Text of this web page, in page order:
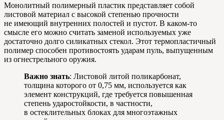
Монолитный полимерный пластик представляет собой
листовой материал с высокой степенью прочности
не имеющий внутренних полостей и пустот. В каком-то
смысле его можно считать заменой используемых уже
достаточно долго силикатных стекол. Этот термопластичный
полимер способен противостоять ударам пуль, выпущенным
из огнестрельного оружия.
Важно знать: Листовой литой поликарбонат,
толщина которого от 0,75 мм, используется как
элемент конструкций, где требуется повышенная
степень ударостойкости, в частности,
в остеклительных блоках для многоэтажных